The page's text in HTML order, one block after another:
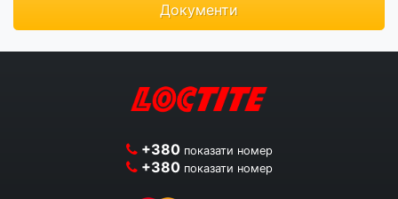
Документи
+380 показати номер
+380 показати номер